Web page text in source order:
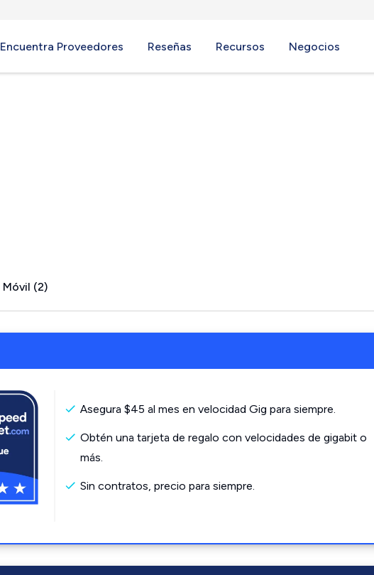
Encuentra Proveedores Reseñas Recursos Negocios
Móvil (2)
Asegura $45 al mes en velocidad Gig para siempre.
Obtén una tarjeta de regalo con velocidades de gigabit o
más.
Sin contratos, precio para siempre.